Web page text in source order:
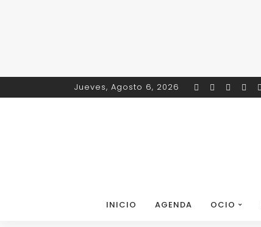
Jueves, Agosto 6, 2026
INICIO AGENDA OCIO